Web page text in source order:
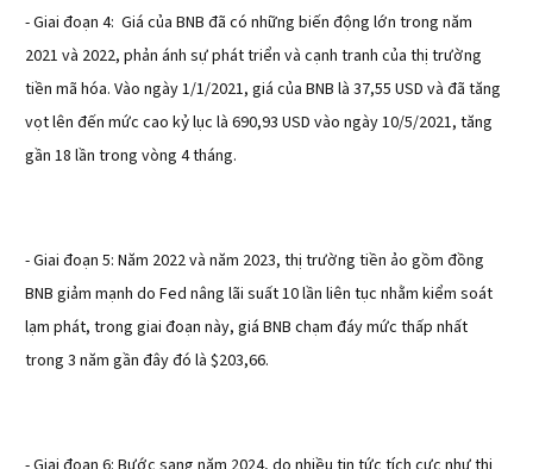
- Giai đoạn 4: Giá của BNB đã có những biến động lớn trong năm
2021 và 2022, phản ánh sự phát triển và cạnh tranh của thị trường
tiền mã hóa. Vào ngày 1/1/2021, giá của BNB là 37,55 USD và đã tăng
vọt lên đến mức cao kỷ lục là 690,93 USD vào ngày 10/5/2021, tăng
gần 18 lần trong vòng 4 tháng.
- Giai đoạn 5: Năm 2022 và năm 2023, thị trường tiền ảo gồm đồng
BNB giảm mạnh do Fed nâng lãi suất 10 lần liên tục nhằm kiểm soát
lạm phát, trong giai đoạn này, giá BNB chạm đáy mức thấp nhất
trong 3 năm gần đây đó là $203,66.